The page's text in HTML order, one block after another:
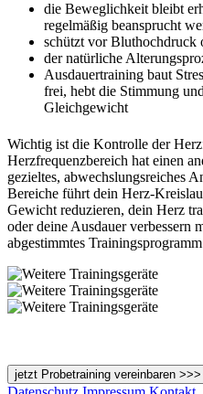
die Beweglichkeit bleibt
regelmäßig beansprucht
schützt vor Bluthochdruck
der natürliche
Ausdauertraining baut
frei, hebt die Stimmung
Gleichgewicht
Wichtig ist die Kontrolle der
Herzfrequenzbereich hat einen
gezieltes, abwechslungsreiches
Bereiche führt dein Herz-
Gewicht reduzieren, dein Herz
oder deine Ausdauer verbessern
abgestimmtes
jetzt Probetraining vereinbaren >>>